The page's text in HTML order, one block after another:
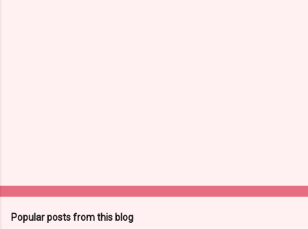
Popular posts from this blog